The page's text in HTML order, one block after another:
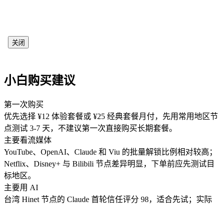
关闭
小白购买建议
第一次购买
优先选择 ¥12 体验套餐或 ¥25 经典套餐月付，先用常用地区节
点测试 3-7 天，不建议第一次直接购买长期套餐。
主要看流媒体
YouTube、OpenAI、Claude 和 Viu 的批量解锁比例相对较高；
Netflix、Disney+ 与 Bilibili 节点差异明显，下单前应先测试目
标地区。
主要用 AI
台湾 Hinet 节点的 Claude 首轮信任评分 98，适合先试；实际